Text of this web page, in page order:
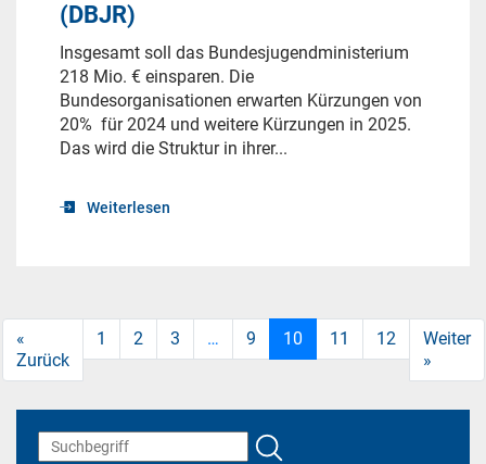
(DBJR)
Insgesamt soll das Bundesjugendministerium
218 Mio. € einsparen. Die
Bundesorganisationen erwarten Kürzungen von
20% für 2024 und weitere Kürzungen in 2025.
Das wird die Struktur in ihrer...
Weiterlesen
«
Zurück
1 2 3 … 9 10 11 12
Weiter
»